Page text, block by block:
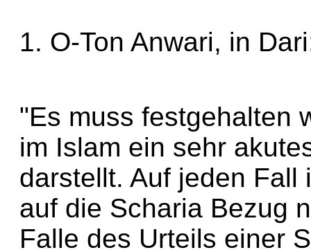
1. O-Ton Anwari, in
"Es muss festgehalten
im Islam ein sehr
darstellt. Auf jeden
auf die Scharia Bezug
Falle des Urteils einer